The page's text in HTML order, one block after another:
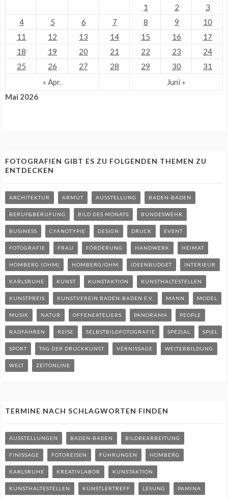
Mai 2026
1
2
3
4
5 6 7 8 9
10
11
12 13 14 15 16
17
18
19 20 21 22 23
24
25
26 27 28 29 30
31
« Apr.
Juni »
FOTOGRAFIEN GIBT ES ZU FOLGENDEN THEMEN ZU
ENTDECKEN
ARCHITEKTUR ARMUT AUSSTELLUNG BADEN-BADEN
BERUF&BERUFUNG BILD DES MONATS BUNDESWEHR
BUSINESS CYANOTYPIE DESIGN DRUCK EVENT
FOTOGRAFIE FRAU FÖRDERUNG HANDWERK HEIMAT
HOMBERG (OHM) HOMBERG/OHM IDEENBUDGET INTERIEUR
KARLSRUHE KUNST KUNSTAKTION KUNSTHALTESTELLEN
KUNSTPREIS KUNSTVEREIN BADEN-BADEN E.V. MANN MODEL
MUSIK NATUR OFFENEATELIERS PANORAMA PEOPLE
RADFAHREN REISE SELBSTBILDFOTOGRAFIE SPEZIAL SPIEL
SPORT TAG DER DRUCKKUNST VERNISSAGE WEITERBILDUNG
WELT ZEITONLINE
TERMINE NACH SCHLAGWORTEN FINDEN
AUSSTELLUNGEN BADEN-BADEN BILDBEARBEITUNG
FINISSAGE FOTOREISEN FÜHRUNGEN HOMBERG
KARLSRUHE KREATIVLABOR KUNSTAKTION
KUNSTHALTESTELLEN KÜNSTLERTREFF LESUNG PAMINA